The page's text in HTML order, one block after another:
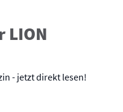
LION
- jetzt direkt lesen!